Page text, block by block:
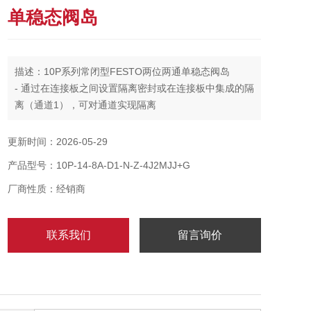
单稳态阀岛
描述：10P系列常闭型FESTO两位两通单稳态阀岛
- 通过在连接板之间设置隔离密封或在连接板中集成的隔
离（通道1），可对通道实现隔离
并可根据需要进行相互组合。
更新时间：2026-05-29
产品型号：10P-14-8A-D1-N-Z-4J2MJJ+G
厂商性质：经销商
联系我们 留言询价